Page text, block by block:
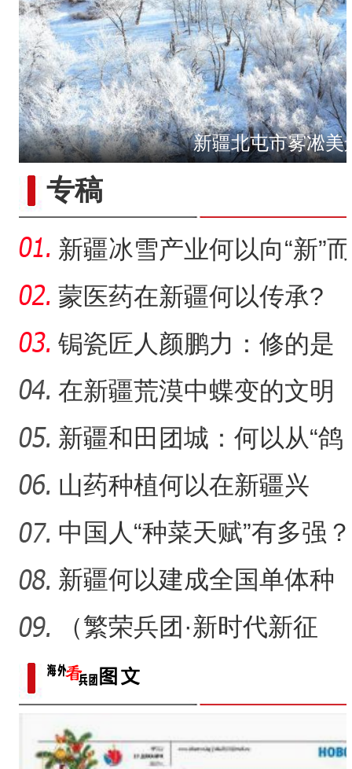
侨乡故事 | 从游客到创客：
侨乡故事 | 新疆吐鲁番烘焙
新疆北屯市雾凇美
新疆轮台百里雅丹白雪
专稿
新疆冰雪产业何以向“新”而
行？
蒙医药在新疆何以传承?
锔瓷匠人颜鹏力：修的是
瓷，也是“情”
在新疆荒漠中蝶变的文明
村镇
新疆和田团城：何以从“鸽
子巷”到网红打卡地
山药种植何以在新疆兴
起？
中国人“种菜天赋”有多强？
戈壁荒漠变“智慧农场
新疆何以建成全国单体种
植面积最大油莎豆示范基
地
（繁荣兵团·新时代新征
程）沙漠瀚海中的新疆兵
团